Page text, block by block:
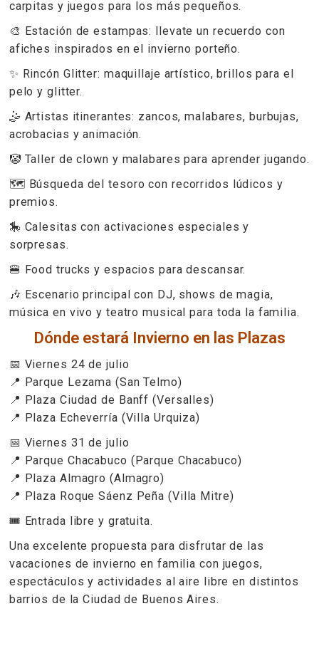
carpitas y juegos para los más pequeños.
🎨 Estación de estampas: llevate un recuerdo con
afiches inspirados en el invierno porteño.
✨ Rincón Glitter: maquillaje artístico, brillos para el
pelo y glitter.
🤹 Artistas itinerantes: zancos, malabares, burbujas,
acrobacias y animación.
🤡 Taller de clown y malabares para aprender jugando.
🗺️ Búsqueda del tesoro con recorridos lúdicos y
premios.
🎠 Calesitas con activaciones especiales y
sorpresas.
🍔 Food trucks y espacios para descansar.
🎶 Escenario principal con DJ, shows de magia,
música en vivo y teatro musical para toda la familia.
Dónde estará Invierno en las Plazas
📅 Viernes 24 de julio
📍 Parque Lezama (San Telmo)
📍 Plaza Ciudad de Banff (Versalles)
📍 Plaza Echeverría (Villa Urquiza)
📅 Viernes 31 de julio
📍 Parque Chacabuco (Parque Chacabuco)
📍 Plaza Almagro (Almagro)
📍 Plaza Roque Sáenz Peña (Villa Mitre)
🎟️ Entrada libre y gratuita.
Una excelente propuesta para disfrutar de las
vacaciones de invierno en familia con juegos,
espectáculos y actividades al aire libre en distintos
barrios de la Ciudad de Buenos Aires.